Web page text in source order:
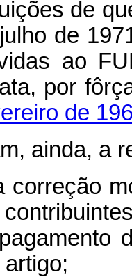
de
de
ao
por
de
ainda, a
correção